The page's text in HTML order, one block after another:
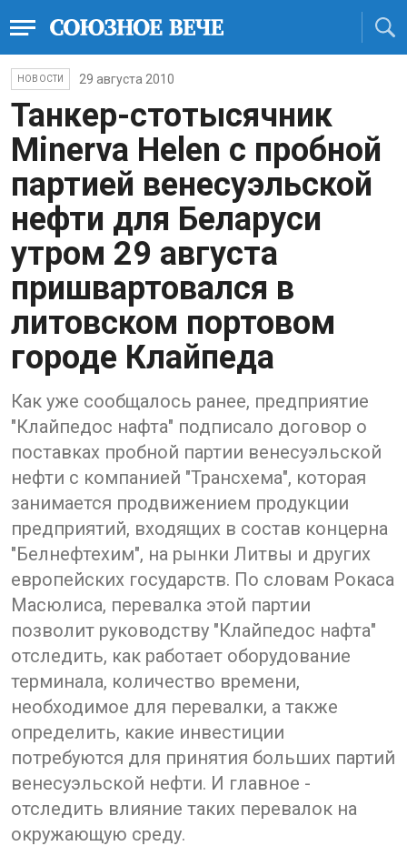
НОВОСТИ 29 августа 2010
Танкер-стотысячник
Minerva Helen с пробной
партией венесуэльской
нефти для Беларуси
утром 29 августа
пришвартовался в
литовском портовом
городе Клайпеда
Как уже сообщалось ранее, предприятие
"Клайпедос нафта" подписало договор о
поставках пробной партии венесуэльской
нефти с компанией "Трансхема", которая
занимается продвижением продукции
предприятий, входящих в состав концерна
"Белнефтехим", на рынки Литвы и других
европейских государств. По словам Рокаса
Масюлиса, перевалка этой партии
позволит руководству "Клайпедос нафта"
отследить, как работает оборудование
терминала, количество времени,
необходимое для перевалки, а также
определить, какие инвестиции
потребуются для принятия больших партий
венесуэльской нефти. И главное -
отследить влияние таких перевалок на
окружающую среду.